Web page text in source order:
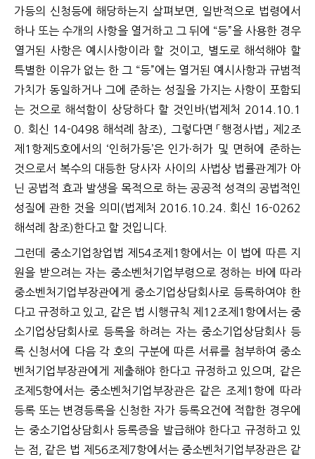
가등의 신청등에 해당하는지 살펴보면, 일반적으로 법령에서
하나 또는 수개의 사항을 열거하고 그 뒤에 “등”을 사용한 경우
열거된 사항은 예시사항이라 할 것이고, 별도로 해석해야 할
특별한 이유가 없는 한 그 “등”에는 열거된 예시사항과 규범적
가치가 동일하거나 그에 준하는 성질을 가지는 사항이 포함되
는 것으로 해석함이 상당하다 할 것인바(법제처 2014.10.1
0. 회신 14-0498 해석례 참조), 그렇다면 「행정사법」 제2조
제1항제5호에서의 ‘인허가등’은 인가·허가 및 면허에 준하는
것으로서 복수의 대등한 당사자 사이의 사법상 법률관계가 아
닌 공법적 효과 발생을 목적으로 하는 공공적 성격의 공법적인
성질에 관한 것을 의미(법제처 2016.10.24. 회신 16-0262
해석례 참조)한다고 할 것입니다.
그런데 중소기업창업법 제54조제1항에서는 이 법에 따른 지
원을 받으려는 자는 중소벤처기업부령으로 정하는 바에 따라
중소벤처기업부장관에게 중소기업상담회사로 등록하여야 한
다고 규정하고 있고, 같은 법 시행규칙 제12조제1항에서는 중
소기업상담회사로 등록을 하려는 자는 중소기업상담회사 등
록 신청서에 다음 각 호의 구분에 따른 서류를 첨부하여 중소
벤처기업부장관에게 제출해야 한다고 규정하고 있으며, 같은
조제5항에서는 중소벤처기업부장관은 같은 조제1항에 따라
등록 또는 변경등록을 신청한 자가 등록요건에 적합한 경우에
는 중소기업상담회사 등록증을 발급해야 한다고 규정하고 있
는 점, 같은 법 제56조제7항에서는 중소벤처기업부장관은 같